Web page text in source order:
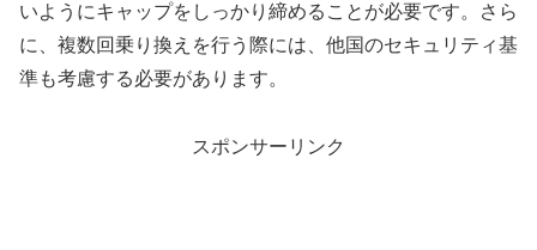
いようにキャップをしっかり締めることが必要です。さら
に、複数回乗り換えを行う際には、他国のセキュリティ基
準も考慮する必要があります。
スポンサーリンク